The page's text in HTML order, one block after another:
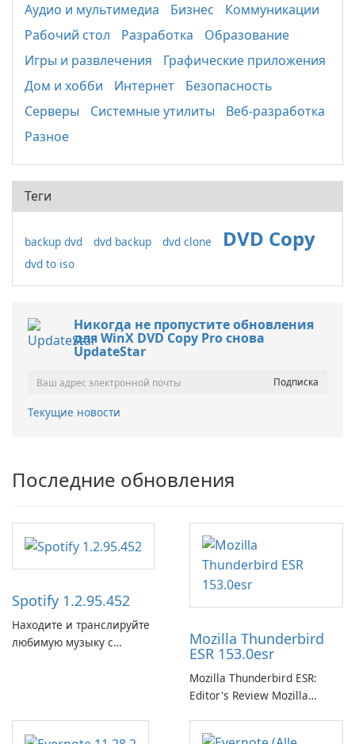
Аудио и мультимедиа Бизнес
Коммуникации
Рабочий стол
Разработка
Образование
Игры и развлечения
Графические приложения
Дом и хобби
Интернет
Безопасность
Серверы
Системные утилиты
Веб-разработка
Разное
Теги
backup dvd dvd backup dvd clone DVD Copy
dvd to iso
Никогда не пропустите обновления
для WinX DVD Copy Pro снова
UpdateStar
Текущие новости
Последние обновления
Spotify 1.2.95.452
Находите и транслируйте
любимую музыку с
Mozilla Thunderbird
ESR 153.0esr
Mozilla Thunderbird ESR:
Editor's Review Mozilla
Support Release) is the long-